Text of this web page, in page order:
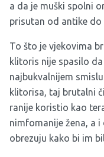
a da je muški spolni
prisutan od antike do
To što je vjekovima
klitoris nije spasilo
najbukvalnijem
klitorisa, taj brutalni
ranije koristio kao
nimfomanije žena, a
obrezuju kako bi im